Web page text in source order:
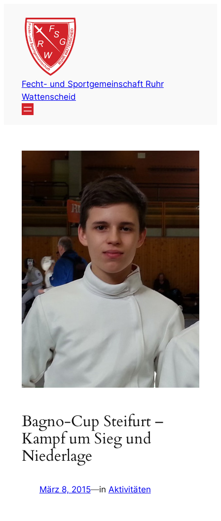
Inhalt
springen
Fecht- und Sportgemeinschaft Ruhr
Wattenscheid
Bagno-Cup Steifurt –
Kampf um Sieg und
Niederlage
März 8, 2015—in Aktivitäten